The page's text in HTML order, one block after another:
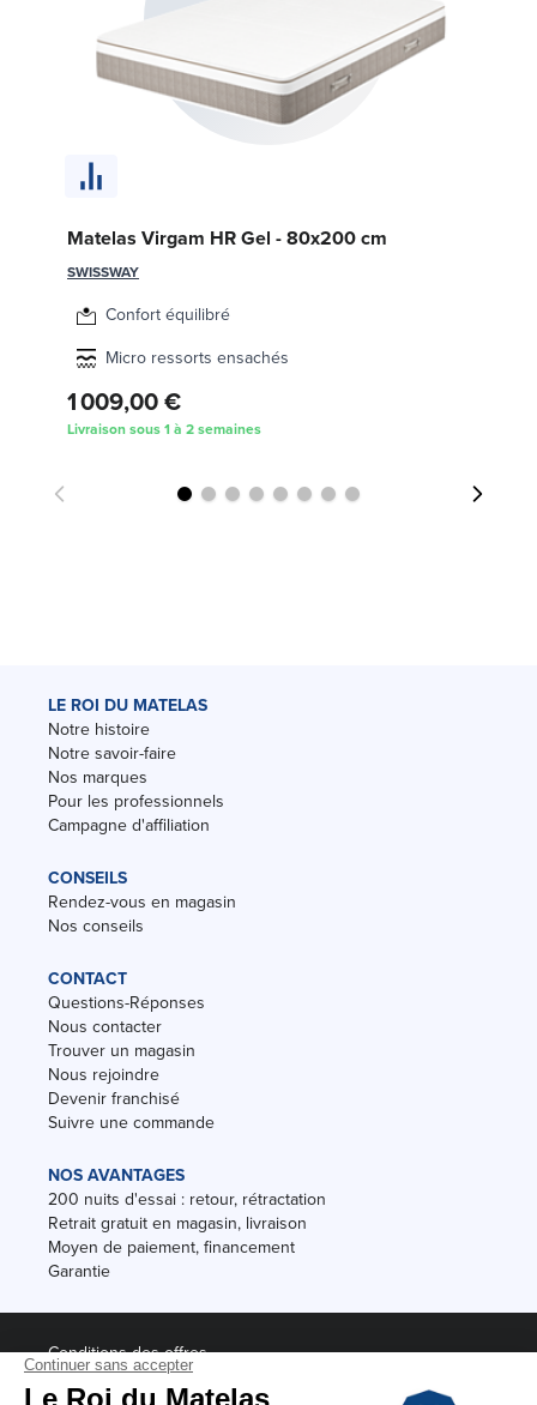
Matelas Virgam HR Gel - 80x200 cm
SWISSWAY
Confort équilibré
Micro ressorts ensachés
1 009,00 €
Livraison sous 1 à 2 semaines
LE ROI DU MATELAS
Notre histoire
Notre savoir-faire
Nos marques
Pour les professionnels
Campagne d'affiliation
CONSEILS
Rendez-vous en magasin
Nos conseils
CONTACT
Questions-Réponses
Nous contacter
Trouver un magasin
Nous rejoindre
Devenir franchisé
Suivre une commande
NOS AVANTAGES
200 nuits d'essai : retour, rétractation
Retrait gratuit en magasin, livraison
Moyen de paiement, financement
Garantie
Conditions des offres
Black Friday